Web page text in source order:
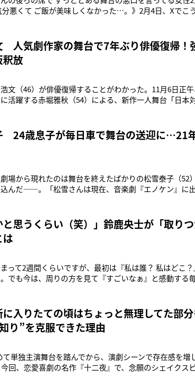
分悪くて ご飯が美味しくなかった…。》2月4日、Xでこ
）という芸能一家の一人としても知られている。この投
人気劇作家の舞台で7年ぶり俳優復帰！
釈放
文（46）が俳優復帰することがわかった。11月6日正
活躍する赤堀雅秋（54）による、新作一人舞台「日本
る撮り下ろしロードムービーが交互に展開されるとい
ゲストとの即
24歳息子が毎日車で舞台の送迎に…21
場から現れたのは舞台を終えたばかりの松雪泰子（52
んだ――。「松雪さんは現在、音楽劇『エノケン』に
ク）実は、冒頭のような一見なにげない送迎シーンが、
れにはある理由があった
と思うくらい（笑）」鈴鹿央士が「取り
は
まって2週間くらいですが、最初は『私は誰？ 私はどこ
でも今は、周りの方を見て『すごいなぁ』と感動する
。「ふだんは完成された舞台を見ていますが、稽古で
過程を目の前で見られ
に入りたての頃はちょっと無理してた部
り”を克服できた理由
て単独主演舞台を踏んでから、演劇シーンで存在感を
回、恋愛喜劇の名作『十二夜』で、念願のシェイクス